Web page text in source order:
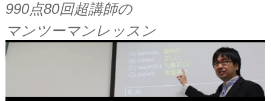
990点80回超講師の
マンツーマンレッスン